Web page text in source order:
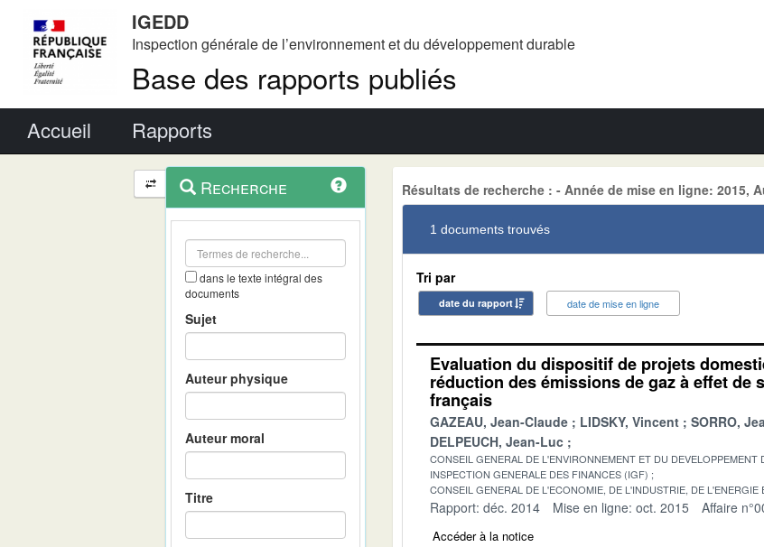
IGEDD
Inspection générale de l’environnement et du développement durable
Base des rapports publiés
Accueil Rapports
Navigation
et
outils
contextuel
Recherche
dans le texte intégral des
documents
Sujet
Auteur physique
Auteur moral
Titre
Résultats de recherche : - Année de mise en ligne: 2015,
1 documents trouvés
Tri par
date du rapport date de mise en ligne
Evaluation du dispositif de projets
réduction des émissions de gaz à effet de
français
GAZEAU, Jean-Claude LIDSKY, Vincent
SORRO,
DELPEUCH, Jean-Luc
CONSEIL GENERAL DE L'ENVIRONNEMENT ET DU DEVELOPPEMENT
INSPECTION GENERALE DES FINANCES (IGF)
CONSEIL GENERAL DE L'ECONOMIE, DE L'INDUSTRIE, DE
Rapport: déc. 2014 Mise en ligne: oct. 2015 Affaire
Accéder à la notice